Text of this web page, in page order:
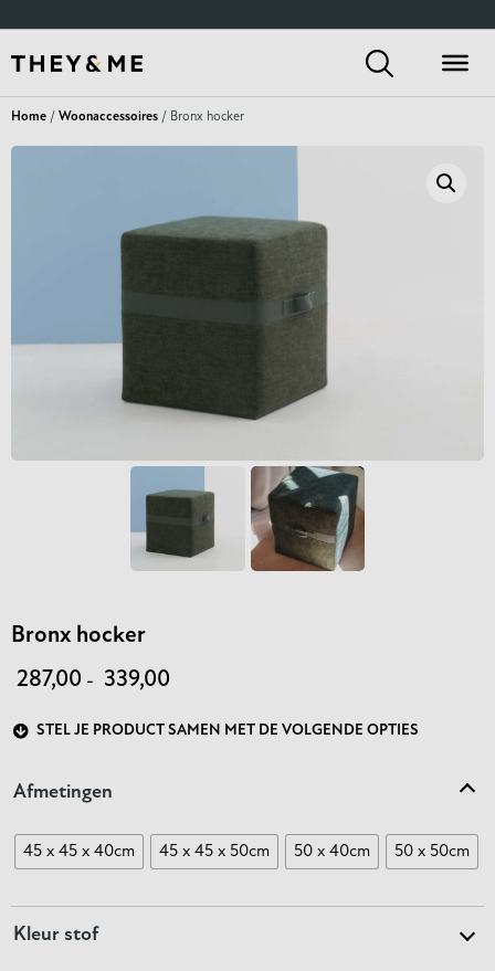
Home / Woonaccessoires / Bronx hocker
Bronx hocker
287,00 - 339,00
STEL JE PRODUCT SAMEN MET DE VOLGENDE OPTIES
Afmetingen
45 x 45 x 40cm 45 x 45 x 50cm 50 x 40cm 50 x 50cm
Kleur stof